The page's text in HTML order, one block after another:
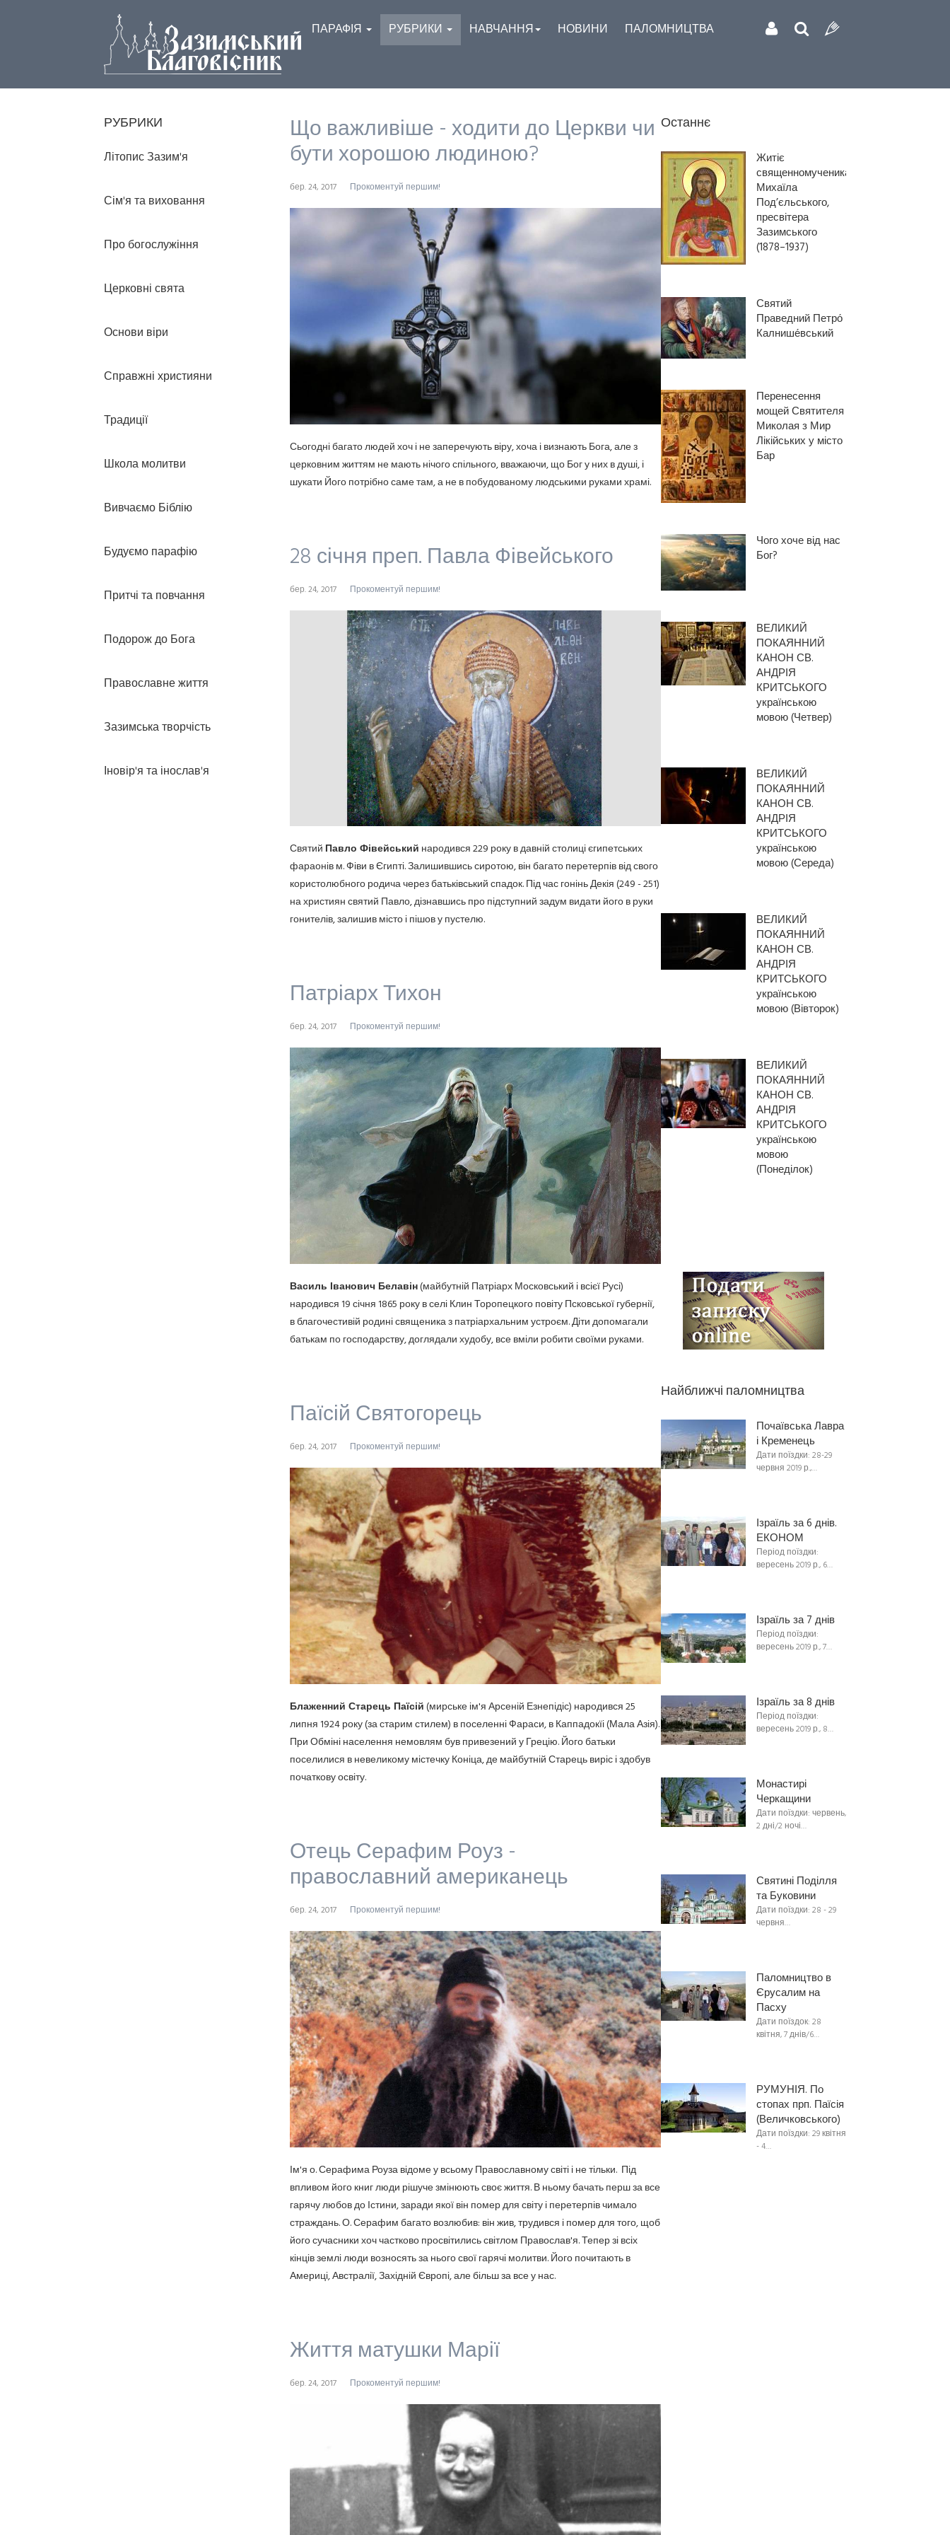
ПАРАФІЯ РУБРИКИ НАВЧАННЯ НОВИНИ ПАЛОМНИЦТВА
Що важливіше - ходити до Церкви чи
бути хорошою людиною?
бер. 24, 2017 Прокоментуй першим!
Сьогодні багато людей хоч і не заперечують віру, хоча і визнають Бога, але з
церковним життям не мають нічого спільного, вважаючи, що Бог у них в душі, і
шукати Його потрібно саме там, а не в побудованому людськими руками храмі.
28 січня преп. Павла Фівейського
бер. 24, 2017 Прокоментуй першим!
Святий Павло Фівейський народився 229 року в давній столиці єгипетських
фараонів м. Фіви в Єгипті. Залишившись сиротою, він багато перетерпів від свого
користолюбного родича через батьківський спадок. Під час гонінь Декія (249 - 251)
на християн святий Павло, дізнавшись про підступний задум видати його в руки
гонителів, залишив місто і пішов у пустелю.
Патріарх Тихон
бер. 24, 2017 Прокоментуй першим!
Василь Іванович Белавін(майбутній Патріарх Московський і всієї Русі)
народився 19 січня 1865 року в селі Клин Торопецкого повіту Псковської губернії,
в благочестивій родині священика з патріархальним устроєм. Діти допомагали
батькам по господарству, доглядали худобу, все вміли робити своїми руками.
Паїсій Святогорець
бер. 24, 2017 Прокоментуй першим!
Блаженний Старець Паїсій(мирське ім'я Арсеній Езнепідіс) народився 25
липня 1924 року (за старим стилем) в поселенні Фараси, в Каппадокїі (Мала Азія).
При Обміні населення немовлям був привезений у Грецію. Його батьки
поселилися в невеликому містечку Коніца, де майбутній Старець виріс і здобув
початкову освіту.
Отець Серафим Роуз -
православний американець
бер. 24, 2017 Прокоментуй першим!
Ім'я о. Серафима Роуза відоме у всьому Православному світі і не тільки. Під
впливом його книг люди рішуче змінюють своє життя. В ньому бачать перш за все
гарячу любов до Істини, заради якої він помер для світу і перетерпів чимало
страждань. О. Серафим багато возлюбив: він жив, трудився і помер для того, щоб
його сучасники хоч частково просвітились світлом Православ'я. Тепер зі всіх
кінців землі люди возносять за нього свої гарячі молитви. Його почитають в
Америці, Австралії, Західній Європі, але більш за все у нас.
Життя матушки Марії
бер. 24, 2017 Прокоментуй першим!
РУБРИКИ
Літопис Зазим'я
Сім'я та виховання
Про богослужіння
Церковні свята
Основи віри
Справжні християни
Традиції
Школа молитви
Вивчаємо Біблію
Будуємо парафію
Притчі та повчання
Подорож до Бога
Православне життя
Зазимська творчість
Іновір'я та інослав'я
Останнє
Житіє
священномученика
Михаїла
Под’єльського,
пресвітера
Зазимського
(1878–1937)
Святий
Праведний Петро́
Калнише́вський
Перенесення
мощей Святителя
Миколая з Мир
Лікійських у місто
Бар
Чого хоче від нас
Бог?
ВЕЛИКИЙ
ПОКАЯННИЙ
КАНОН СВ.
АНДРІЯ
КРИТСЬКОГО
українською
мовою (Четвер)
ВЕЛИКИЙ
ПОКАЯННИЙ
КАНОН СВ.
АНДРІЯ
КРИТСЬКОГО
українською
мовою (Середа)
ВЕЛИКИЙ
ПОКАЯННИЙ
КАНОН СВ.
АНДРІЯ
КРИТСЬКОГО
українською
мовою (Вівторок)
ВЕЛИКИЙ
ПОКАЯННИЙ
КАНОН СВ.
АНДРІЯ
КРИТСЬКОГО
українською
мовою
(Понеділок)
Найближчі паломництва
Почаївська Лавра
і Кременець
Дати поїздки: 28-29
червня 2019 р.,…
Ізраїль за 6 днів.
ЕКОНОМ
Період поїздки:
вересень 2019 р., 6…
Ізраїль за 7 днів
Період поїздки:
вересень 2019 р., 7…
Ізраїль за 8 днів
Період поїздки:
вересень 2019 р., 8…
Монастирі
Черкащини
Дати поїздки: червень,
2 дні/2 ночі…
Святині Поділля
та Буковини
Дати поїздки: 28 - 29
червня…
Паломництво в
Єрусалим на
Пасху
Дати поїздок: 28
квітня, 7 днів/6…
РУМУНІЯ. По
стопах прп. Паїсія
(Величковського)
Дати поїздки: 29 квітня
- 4…